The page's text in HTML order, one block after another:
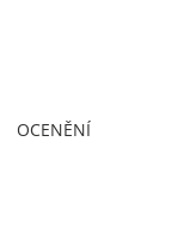
OCENĚNÍ